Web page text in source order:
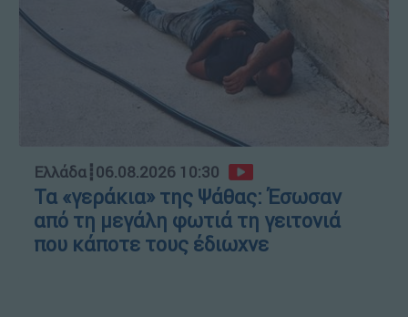
Ελλάδα┋06.08.2026 10:30
Τα «γεράκια» της Ψάθας: Έσωσαν
από τη μεγάλη φωτιά τη γειτονιά
που κάποτε τους έδιωχνε